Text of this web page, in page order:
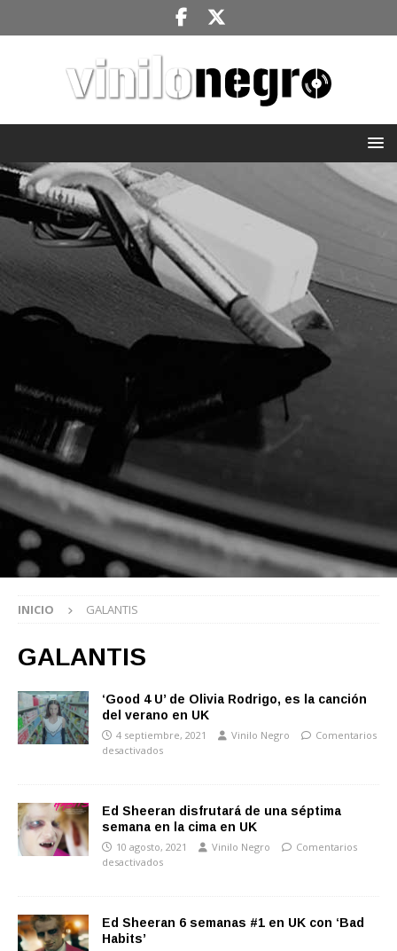
INICIO GALANTIS
GALANTIS
‘Good 4 U’ de Olivia Rodrigo, es la canción
del verano en UK
4 septiembre, 2021 Vinilo Negro
Comentarios
desactivados
Ed Sheeran disfrutará de una séptima
semana en la cima en UK
10 agosto, 2021 Vinilo Negro
Comentarios
desactivados
Ed Sheeran 6 semanas #1 en UK con ‘Bad
Habits’